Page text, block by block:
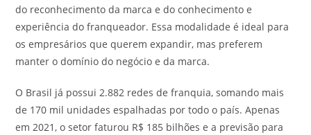
do reconhecimento da marca e do conhecimento e
experiência do franqueador. Essa modalidade é ideal para
os empresários que querem expandir, mas preferem
manter o domínio do negócio e da marca.
O Brasil já possui 2.882 redes de franquia, somando mais
de 170 mil unidades espalhadas por todo o país. Apenas
em 2021, o setor faturou R$ 185 bilhões e a previsão para